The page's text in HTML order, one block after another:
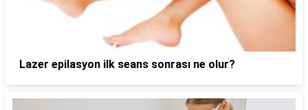
Lazer epilasyon ilk seans sonrası ne olur?